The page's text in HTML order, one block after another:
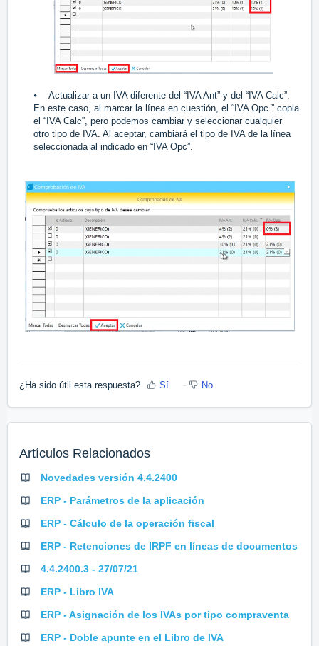
⦁ Actualizar a un IVA diferente del “IVA Ant” y del “IVA Calc”.
En este caso, al marcar la línea en cuestión, el “IVA Opc.” copia
el “IVA Calc”, pero podemos cambiar y seleccionar cualquier
otro tipo de IVA. Al aceptar, cambiará el tipo de IVA de la línea
seleccionada al indicado en “IVA Opc”.
¿Ha sido útil esta respuesta? Sí No
Artículos Relacionados
Novedades versión 4.4.2400
ERP - Parámetros de la aplicación
ERP - Cálculo de la operación fiscal
ERP - Retenciones de IRPF en líneas de documentos
4.4.2400.3 - 27/07/21
ERP - Libro IVA
ERP - Asignación de los IVAs por tipo compraventa
ERP - Doble apunte en el Libro de IVA